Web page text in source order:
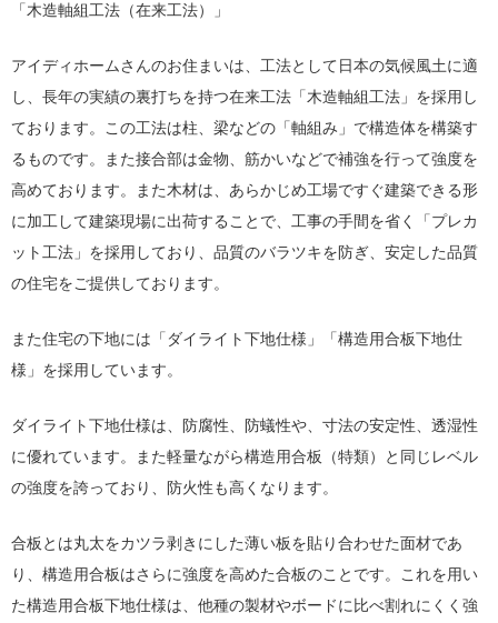
「木造軸組工法（在来工法）」
アイディホームさんのお住まいは、工法として日本の気候風土に適
し、長年の実績の裏打ちを持つ在来工法「木造軸組工法」を採用し
ております。この工法は柱、梁などの「軸組み」で構造体を構築す
るものです。また接合部は金物、筋かいなどで補強を行って強度を
高めております。また木材は、あらかじめ工場ですぐ建築できる形
に加工して建築現場に出荷することで、工事の手間を省く「プレカ
ット工法」を採用しており、品質のバラツキを防ぎ、安定した品質
の住宅をご提供しております。
また住宅の下地には「ダイライト下地仕様」「構造用合板下地仕
様」を採用しています。
ダイライト下地仕様は、防腐性、防蟻性や、寸法の安定性、透湿性
に優れています。また軽量ながら構造用合板（特類）と同じレベル
の強度を誇っており、防火性も高くなります。
合板とは丸太をカツラ剥きにした薄い板を貼り合わせた面材であ
り、構造用合板はさらに強度を高めた合板のことです。これを用い
た構造用合板下地仕様は、他種の製材やボードに比べ割れにくく強